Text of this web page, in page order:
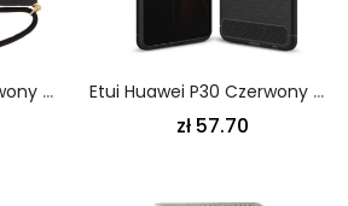
Etui Huawei P30 Czerwony Czarny Silikon Z Kolorowym Sznurkiem Etui Huawei P30 Czerwony Czarny Szczotkowane Włókno Węglowe Etui Ochronne
zł 57.70